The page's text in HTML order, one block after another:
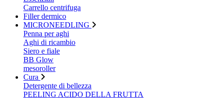
Carrello centrifuga
Filler dermico
MICRONEEDLING
Penna per aghi
Aghi di ricambio
Siero e fiale
BB Glow
mesoroller
Cura
Detergente di bellezza
PEELING ACIDO DELLA FRUTTA